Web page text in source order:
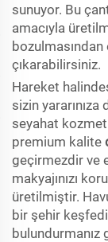
sunuyor. Bu
amacıyla
çıkarabilirsiniz.
Hareket
sizin
seyahat
premium kalite
geçirmezdir ve
makyajınızı
üretilmiştir.
bir şehir
bulundurmanız